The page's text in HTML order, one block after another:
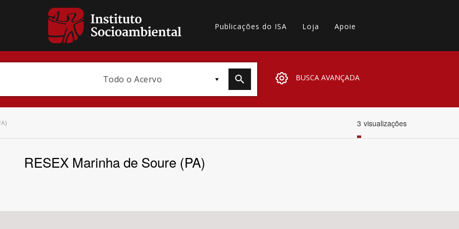
Publicações do ISA Loja Apoie
Todo o Acervo BUSCA AVANÇADA
3 visualizações
RESEX Marinha de Soure (PA)